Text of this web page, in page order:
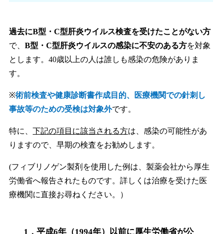
過去にB型・C型肝炎ウイルス検査を受けたことがない方
で、 B型・C型肝炎ウイルスの感染に不安のある方を対象
とします。40歳以上の人は誰しも感染の危険がありま
す。
※術前検査や健康診断書作成目的、医療機関での針刺し
事故等のための受検は対象外です。
特に、 下記の項目に該当される方は、感染の可能性があ
りますので、早期の検査をお勧めします。
(フィブリノゲン製剤を使用した例は、製薬会社から厚生
労働省へ報告されたものです。詳しくは治療を受けた医
療機関に直接お尋ねください。）
1．平成6年（1994年）以前に厚生労働省が公